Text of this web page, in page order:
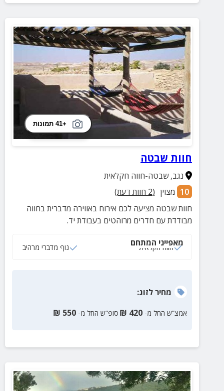
+41 תמונות
חוות שבטה
נגב,שבטה-חווה חקלאית
10 מצוין (
2 חוות דעת)
חוות שבטה מציעה לכם אירוח באווירה מדברית בחווה
מבודדת עם חדרים מרוהטים בעבודת יד.
מאפייני המתחם
חווה חקלאית נוף מדברי מרהיב
מחירלזוג:
אמצ”ש החל מ- 420
₪ סופ”ש החל מ- 550
₪